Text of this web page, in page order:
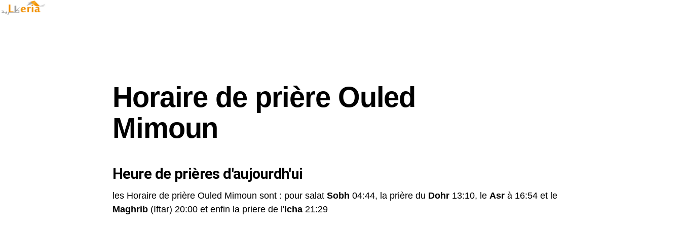
Horaire de prière Ouled
Mimoun
Heure de prières d'aujourdh'ui
les Horaire de prière Ouled Mimoun sont : pour salat Sobh 04:44, la prière du Dohr 13:10, le Asr à 16:54 et le
Maghrib (Iftar) 20:00 et enfin la priere de l'Icha 21:29